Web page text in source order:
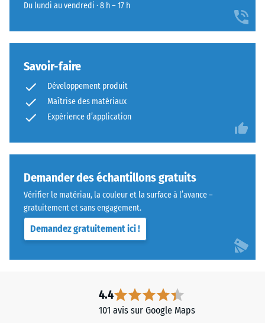
Du lundi au vendredi · 8 h – 17 h
Savoir-faire
Développement produit
Maîtrise des matériaux
Expérience d’application
Demander des échantillons gratuits
Vérifier le matériau, la couleur et la surface à l’avance –
gratuitement et sans engagement.
Demandez gratuitement ici !
4.4
101 avis sur Google Maps